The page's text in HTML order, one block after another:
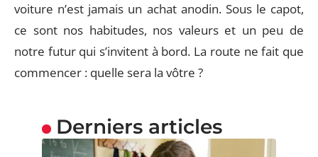
voiture n’est jamais un achat anodin. Sous le capot,
ce sont nos habitudes, nos valeurs et un peu de
notre futur qui s’invitent à bord. La route ne fait que
commencer : quelle sera la vôtre ?
Derniers articles